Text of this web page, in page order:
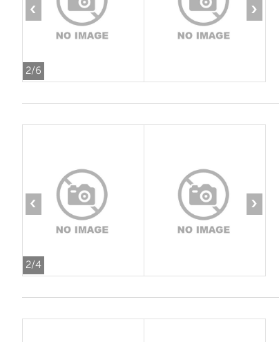
2/6
‹ ›
2/4
‹ ›